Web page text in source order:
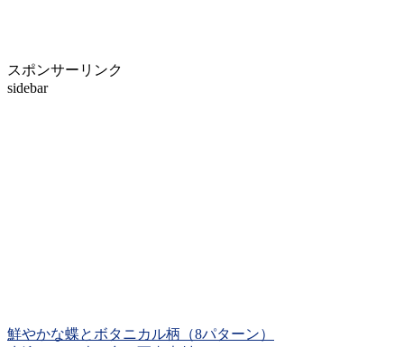
スポンサーリンク
sidebar
鮮やかな蝶とボタニカル柄（8パターン）